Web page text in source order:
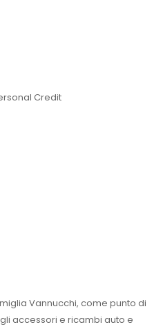
Credit
Vannucchi, come punto di
accessori e ricambi auto e